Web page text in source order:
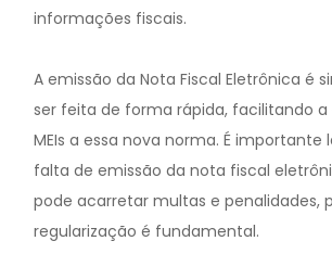
informações fiscais.
A emissão da Nota Fiscal Eletrônica é
ser feita de forma rápida, facilitando
MEIs a essa nova norma. É importante
falta de emissão da nota fiscal
pode acarretar multas e penalidades,
regularização é fundamental.